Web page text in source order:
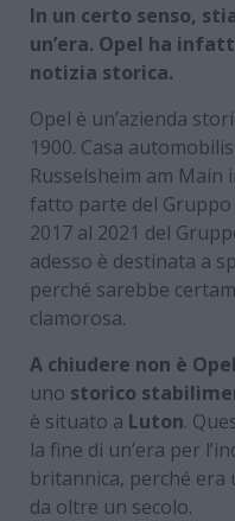
In un certo senso,
un’era. Opel ha
notizia storica.
Opel è un’azienda
1900. Casa
Russelsheim am Main
fatto parte del
2017 al 2021 del
adesso è destinata a
perché sarebbe
clamorosa.
A chiudere non è Opel
uno storico
è situato a Luton.
la fine di un’era per
britannica, perché
da oltre un secolo.